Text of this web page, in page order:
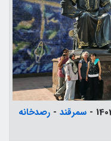
سمرقند - رصدخانه